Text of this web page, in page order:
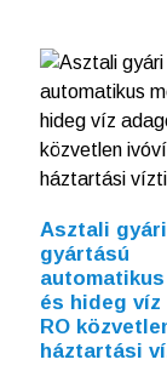
Asztali gyári
gyártású
és hideg
RO
háztartási